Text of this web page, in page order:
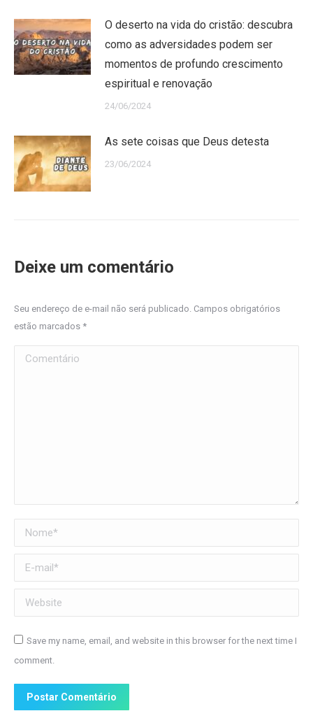
O deserto na vida do cristão: descubra
como as adversidades podem ser
momentos de profundo crescimento
espiritual e renovação
24/06/2024
As sete coisas que Deus detesta
23/06/2024
Deixe um comentário
Seu endereço de e-mail não será publicado. Campos obrigatórios
estão marcados *
Comentário
Nome *
E-mail *
Website
Save my name, email, and website in this browser for the next time I
comment.
Postar Comentário